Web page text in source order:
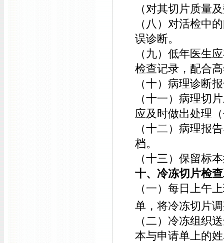
（对其切片质量
（八）对活检中
误诊断。
（九）低年医生
检查记录，配合
（十）病理诊断
（十一）病理切
应及时做出处理
（十二）病理报
档。
（十三）保留标
十、冷冻切片检
（一）每日上午
单，将冷冻切片
（二）冷冻组织
本与申请单上的